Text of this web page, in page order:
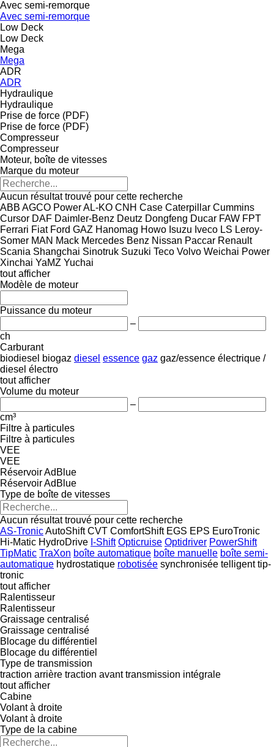
Avec semi-remorque
Avec semi-remorque
Low Deck
Low Deck
Mega
Mega
ADR
ADR
Hydraulique
Hydraulique
Prise de force (PDF)
Prise de force (PDF)
Compresseur
Compresseur
Moteur, boîte de vitesses
Marque du moteur
Aucun résultat trouvé pour cette recherche
ABB AGCO PowerAL-KO CNH Case Caterpillar Cummins
Cursor DAF Daimler-Benz Deutz Dongfeng Ducar FAW FPT
Ferrari Fiat Ford GAZ Hanomag Howo Isuzu Iveco LS Leroy-
Somer MAN Mack Mercedes Benz Nissan Paccar Renault
Scania Shangchai Sinotruk Suzuki Teco Volvo Weichai Power
Xinchai YaMZ Yuchai
tout afficher
Modèle de moteur
Puissance du moteur
–
ch
Carburant
biodiesel biogaz diesel essence gaz gaz/essence électrique /
diesel électro
tout afficher
Volume du moteur
–
cm³
Filtre à particules
Filtre à particules
VEE
VEE
Réservoir AdBlue
Réservoir AdBlue
Type de boîte de vitesses
Aucun résultat trouvé pour cette recherche
AS-TronicAutoShift CVT ComfortShift EGS EPS EuroTronic
Hi-Matic HydroDrive I-Shift Opticruise Optidriver PowerShift
TipMatic TraXon boîte automatique boîte manuelle boîte semi-
automatique hydrostatique robotisée synchronisée telligent tip-
tronic
tout afficher
Ralentisseur
Ralentisseur
Graissage centralisé
Graissage centralisé
Blocage du différentiel
Blocage du différentiel
Type de transmission
traction arrière traction avant transmission intégrale
tout afficher
Cabine
Volant à droite
Volant à droite
Type de la cabine